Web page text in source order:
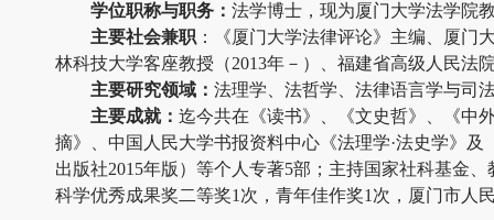
学位职称与职务： 法学博士，现为厦门大学法学院
主要社会兼职 ：《厦门大学法律评论》主编、厦门
林科技大学客座教授（2013年－）、福建省高级人民法
主要研究领域： 法理学、法哲学、法律语言学与司
主要成就： 迄今共在《读书》、《文史哲》、《中
摘》、中国人民大学书报资料中心《法理学·法史学》
出版社2015年版）等个人专著5部；主持国家社科基金
科学优秀成果奖二等奖1次，青年佳作奖1次，厦门市人